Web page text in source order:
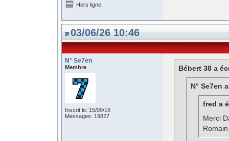
Hors ligne
03/06/26 10:46
N° Se7en
Membre
Inscrit le: 15/09/16
Messages: 19827
Bébert 38 a
N° Se7en
fred a
Merci